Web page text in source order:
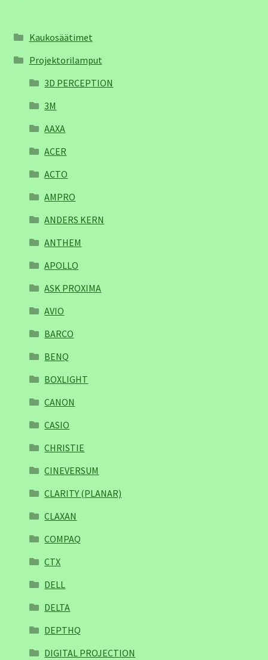
Kaukosäätimet
Projektorilamput
3D PERCEPTION
3M
AAXA
ACER
ACTO
AMPRO
ANDERS KERN
ANTHEM
APOLLO
ASK PROXIMA
AVIO
BARCO
BENQ
BOXLIGHT
CANON
CASIO
CHRISTIE
CINEVERSUM
CLARITY (PLANAR)
CLAXAN
COMPAQ
CTX
DELL
DELTA
DEPTHQ
DIGITAL PROJECTION